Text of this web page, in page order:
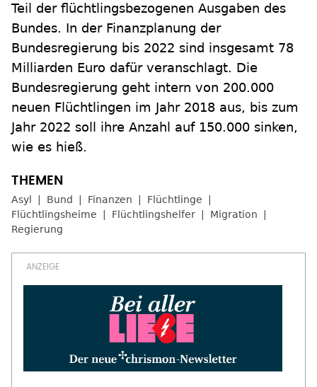
Teil der flüchtlingsbezogenen Ausgaben des
Bundes. In der Finanzplanung der
Bundesregierung bis 2022 sind insgesamt 78
Milliarden Euro dafür veranschlagt. Die
Bundesregierung geht intern von 200.000
neuen Flüchtlingen im Jahr 2018 aus, bis zum
Jahr 2022 soll ihre Anzahl auf 150.000 sinken,
wie es hieß.
Asyl Bund Finanzen
Flüchtlinge
Flüchtlingsheime
Flüchtlingshelfer
Migration
Regierung